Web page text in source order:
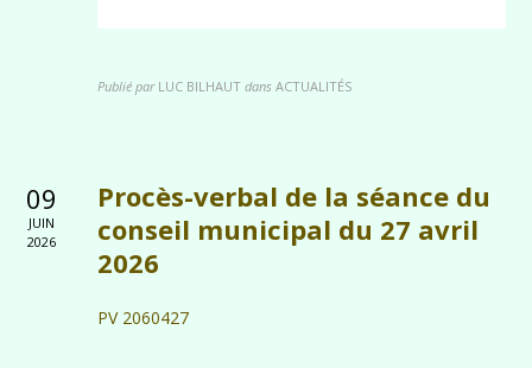
Publié par LUC BILHAUT dans ACTUALITÉS
09
JUIN
2026
Procès-verbal de la séance du
conseil municipal du 27 avril
2026
PV 2060427